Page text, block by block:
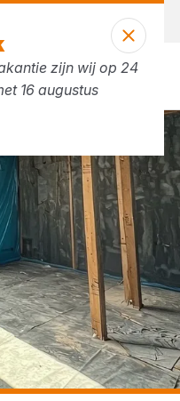
zijn wij op 24
16 augustus